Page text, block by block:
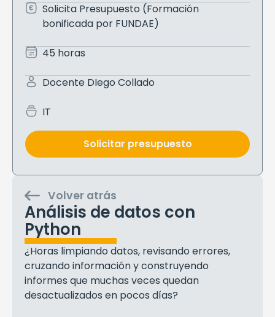
Volver atrás
Análisis de datos con
Python
¿Horas limpiando datos, revisando errores,
cruzando información y construyendo
informes que muchas veces quedan
desactualizados en pocos días?
Solicita Presupuesto (Formación
bonificada por FUNDAE)
45 horas
Docente DIego Collado
IT
Solicitar presupuesto